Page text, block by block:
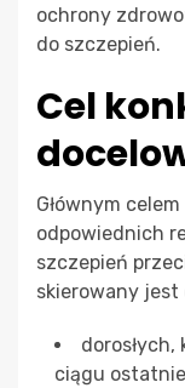
ochrony
do szczepień.
Cel
Głównym
odpowiednich
szczepień
skierowany jest
ciągu